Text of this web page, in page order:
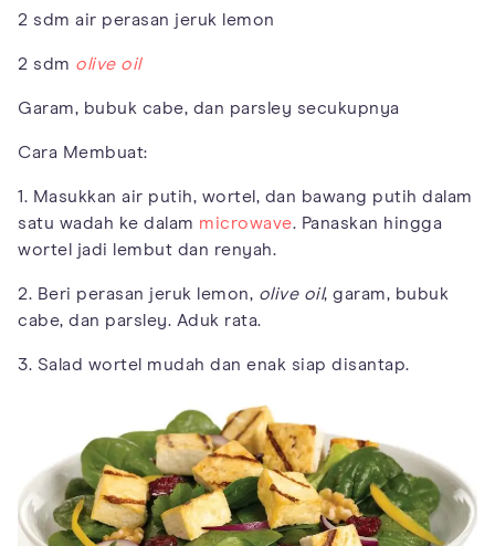
2 sdm air perasan jeruk lemon
2 sdm olive oil
Garam, bubuk cabe, dan parsley secukupnya
Cara Membuat:
1. Masukkan air putih, wortel, dan bawang putih dalam
satu wadah ke dalam microwave. Panaskan hingga
wortel jadi lembut dan renyah.
2. Beri perasan jeruk lemon, olive oil, garam, bubuk
cabe, dan parsley. Aduk rata.
3. Salad wortel mudah dan enak siap disantap.